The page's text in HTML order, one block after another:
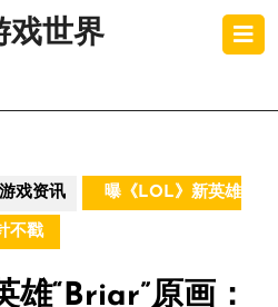
戏世界
游戏资讯 曝《LOL》新英雄
不戳
“Briar”原画：